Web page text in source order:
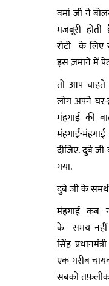
वर्मा जी ने
मजबूरी
रोटी के लिए
इस ज़माने में
तो आप
लोग अपने घर-
मंहगाई की
मंहगाई-
दीजिए. दुबे
गया.
दुबे जी के
मंहगाई कब
के समय नहीं
सिंह
एक गरीब
सबको तफ़लीक